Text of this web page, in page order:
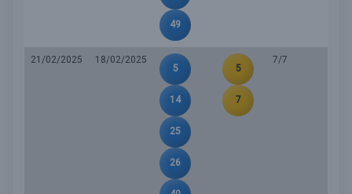
49
21/02/2025
18/02/2025
5
14
25
26
5
7
7/7